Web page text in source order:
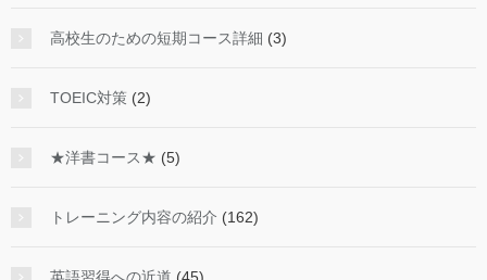
高校生のための短期コース詳細 (3)
TOEIC対策 (2)
★洋書コース★ (5)
トレーニング内容の紹介 (162)